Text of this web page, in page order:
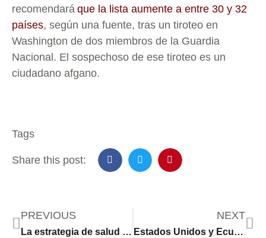
recomendará que la lista aumente a entre 30 y 32
países, según una fuente, tras un tiroteo en
Washington de dos miembros de la Guardia
Nacional. El sospechoso de ese tiroteo es un
ciudadano afgano.
Tags
Share this post:
PREVIOUS
La estrategia de salud global “Estados Unidos primero” genera advertencias. Expertos en salud dicen que es arriesgada
NEXT
Estados Unidos y Ecuador activan de forma temporal una operación militar aérea contra el narcoterrorismo